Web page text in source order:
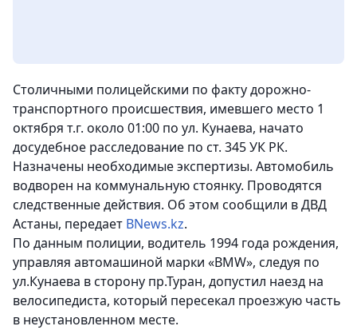
Столичными полицейскими по факту дорожно-
транспортного происшествия, имевшего место 1
октября т.г. около 01:00 по ул. Кунаева, начато
досудебное расследование по ст. 345 УК РК.
Назначены необходимые экспертизы. Автомобиль
водворен на коммунальную стоянку. Проводятся
следственные действия. Об этом сообщили в ДВД
Астаны, передает BNews.kz.
По данным полиции, водитель 1994 года рождения,
управляя автомашиной марки «ВMW», следуя по
ул.Кунаева в сторону пр.Туран, допустил наезд на
велосипедиста, который пересекал проезжую часть
в неустановленном месте.